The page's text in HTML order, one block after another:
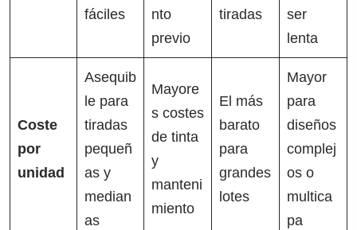
fáciles
nto
previo
tiradas
ser
lenta
Coste
por
unidad
Asequib
le para
tiradas
pequeñ
as y
median
as
Mayore
s costes
de tinta
y
manteni
miento
El más
barato
para
grandes
lotes
Mayor
para
diseños
complej
os o
multica
pa